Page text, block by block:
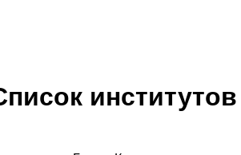
институтов